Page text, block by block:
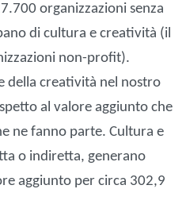
organizzazioni senza
di cultura e creatività (il
non-profit).
della creatività nel nostro
al valore aggiunto che
ne fanno parte. Cultura e
o indiretta, generano
aggiunto per circa 302,9